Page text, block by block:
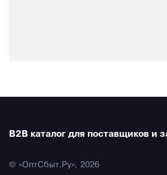
B2B каталог для поставщиков и
© «ОптСбыт.Ру», 2026